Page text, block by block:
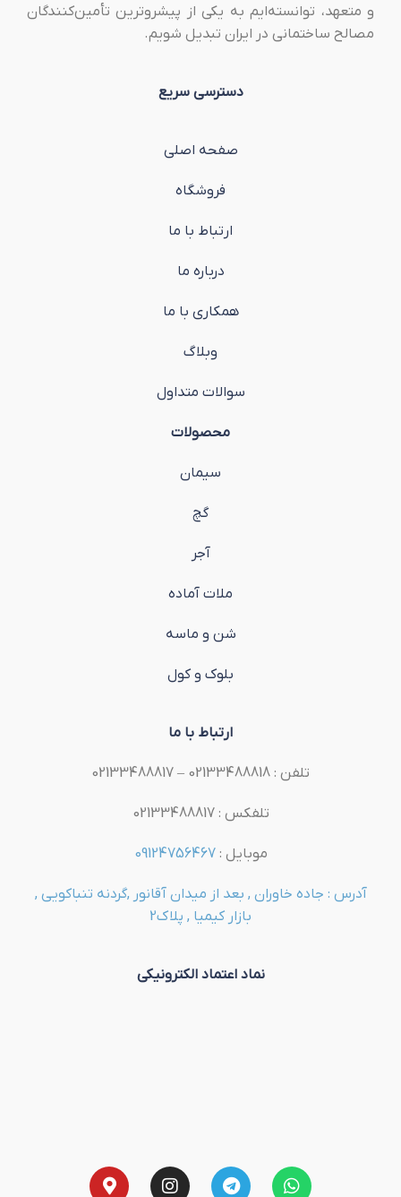
و متعهد، توانسته‌ایم به یکی از پیشروترین تأمین‌کنندگان
مصالح ساختمانی در ایران تبدیل شویم.
دسترسی سریع
صفحه اصلی
فروشگاه
ارتباط با ما
درباره ما
همکاری با ما
وبلاگ
سوالات متداول
محصولات
سیمان
گچ
آجر
ملات آماده
شن و ماسه
بلوک و کول
ارتباط با ما
تلفن : 02133488818 – 02133488817
تلفکس : 02133488817
موبایل :09124756467
آدرس : جاده خاوران , بعد از میدان آقانور ,گردنه تنباکویی ,
بازار کیمیا , پلاک2
نماد اعتماد الکترونیکی